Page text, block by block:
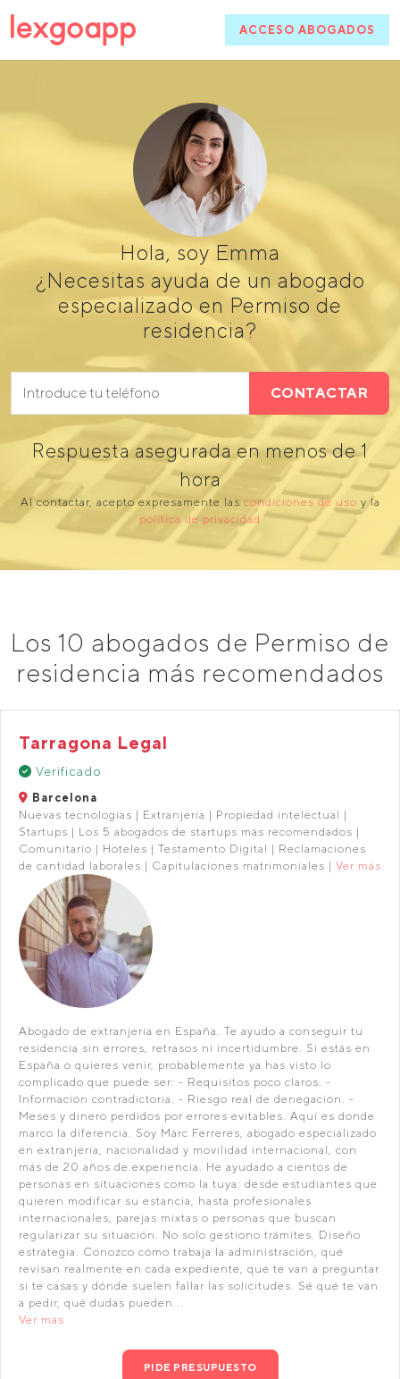
ACCESO ABOGADOS
Hola, soy Emma
¿Necesitas ayuda de un abogado
especializado en Permiso de
residencia?
CONTACTAR
Respuesta asegurada en menos de 1
hora
Al contactar, acepto expresamente las condiciones de uso y la
política de privacidad
Los 10 abogados de Permiso de
residencia más recomendados
Tarragona Legal
Verificado
Barcelona
Nuevas tecnologías | Extranjería | Propiedad intelectual |
Startups | Los 5 abogados de startups más recomendados |
Comunitario | Hoteles | Testamento Digital | Reclamaciones
de cantidad laborales | Capitulaciones matrimoniales | Ver más
Abogado de extranjería en España. Te ayudo a conseguir tu
residencia sin errores, retrasos ni incertidumbre. Si estás en
España o quieres venir, probablemente ya has visto lo
complicado que puede ser: - Requisitos poco claros. -
Información contradictoria. - Riesgo real de denegación. -
Meses y dinero perdidos por errores evitables. Aquí es donde
marco la diferencia. Soy Marc Ferreres, abogado especializado
en extranjería, nacionalidad y movilidad internacional, con
más de 20 años de experiencia. He ayudado a cientos de
personas en situaciones como la tuya: desde estudiantes que
quieren modificar su estancia, hasta profesionales
internacionales, parejas mixtas o personas que buscan
regularizar su situación. No solo gestiono trámites. Diseño
estrategia. Conozco cómo trabaja la administración, qué
revisan realmente en cada expediente, qué te van a preguntar
si te casas y dónde suelen fallar las solicitudes. Sé qué te van
a pedir, qué dudas pueden...
Ver más
PIDE PRESUPUESTO